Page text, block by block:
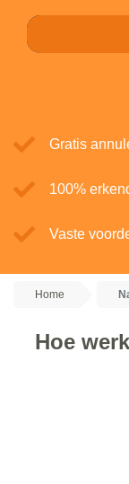
Gratis
100%
Vaste
Home
Hoe